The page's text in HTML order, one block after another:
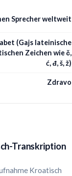
Sprecher weltweit
(Gajs lateinische
Zeichen wie č,
ć, đ, š, ž)
Zdravo
Transkription
Kroatisch